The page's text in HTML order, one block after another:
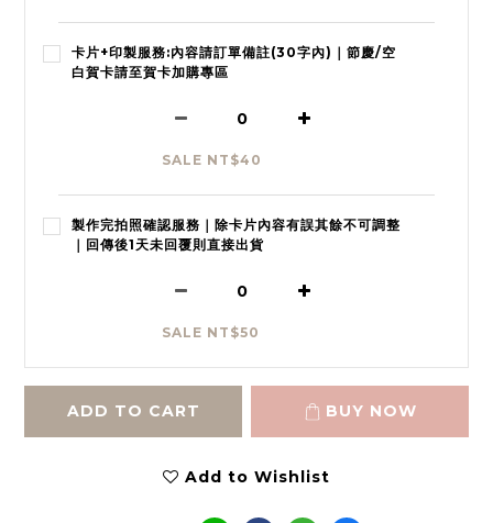
卡片+印製服務:內容請訂單備註(30字內)｜節慶/空
白賀卡請至賀卡加購專區
SALE NT$40
製作完拍照確認服務｜除卡片內容有誤其餘不可調整
｜回傳後1天未回覆則直接出貨
SALE NT$50
ADD TO CART BUY NOW
Add to Wishlist